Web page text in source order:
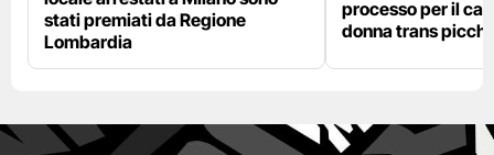
stati premiati da Regione
Lombardia
processo per il
donna trans